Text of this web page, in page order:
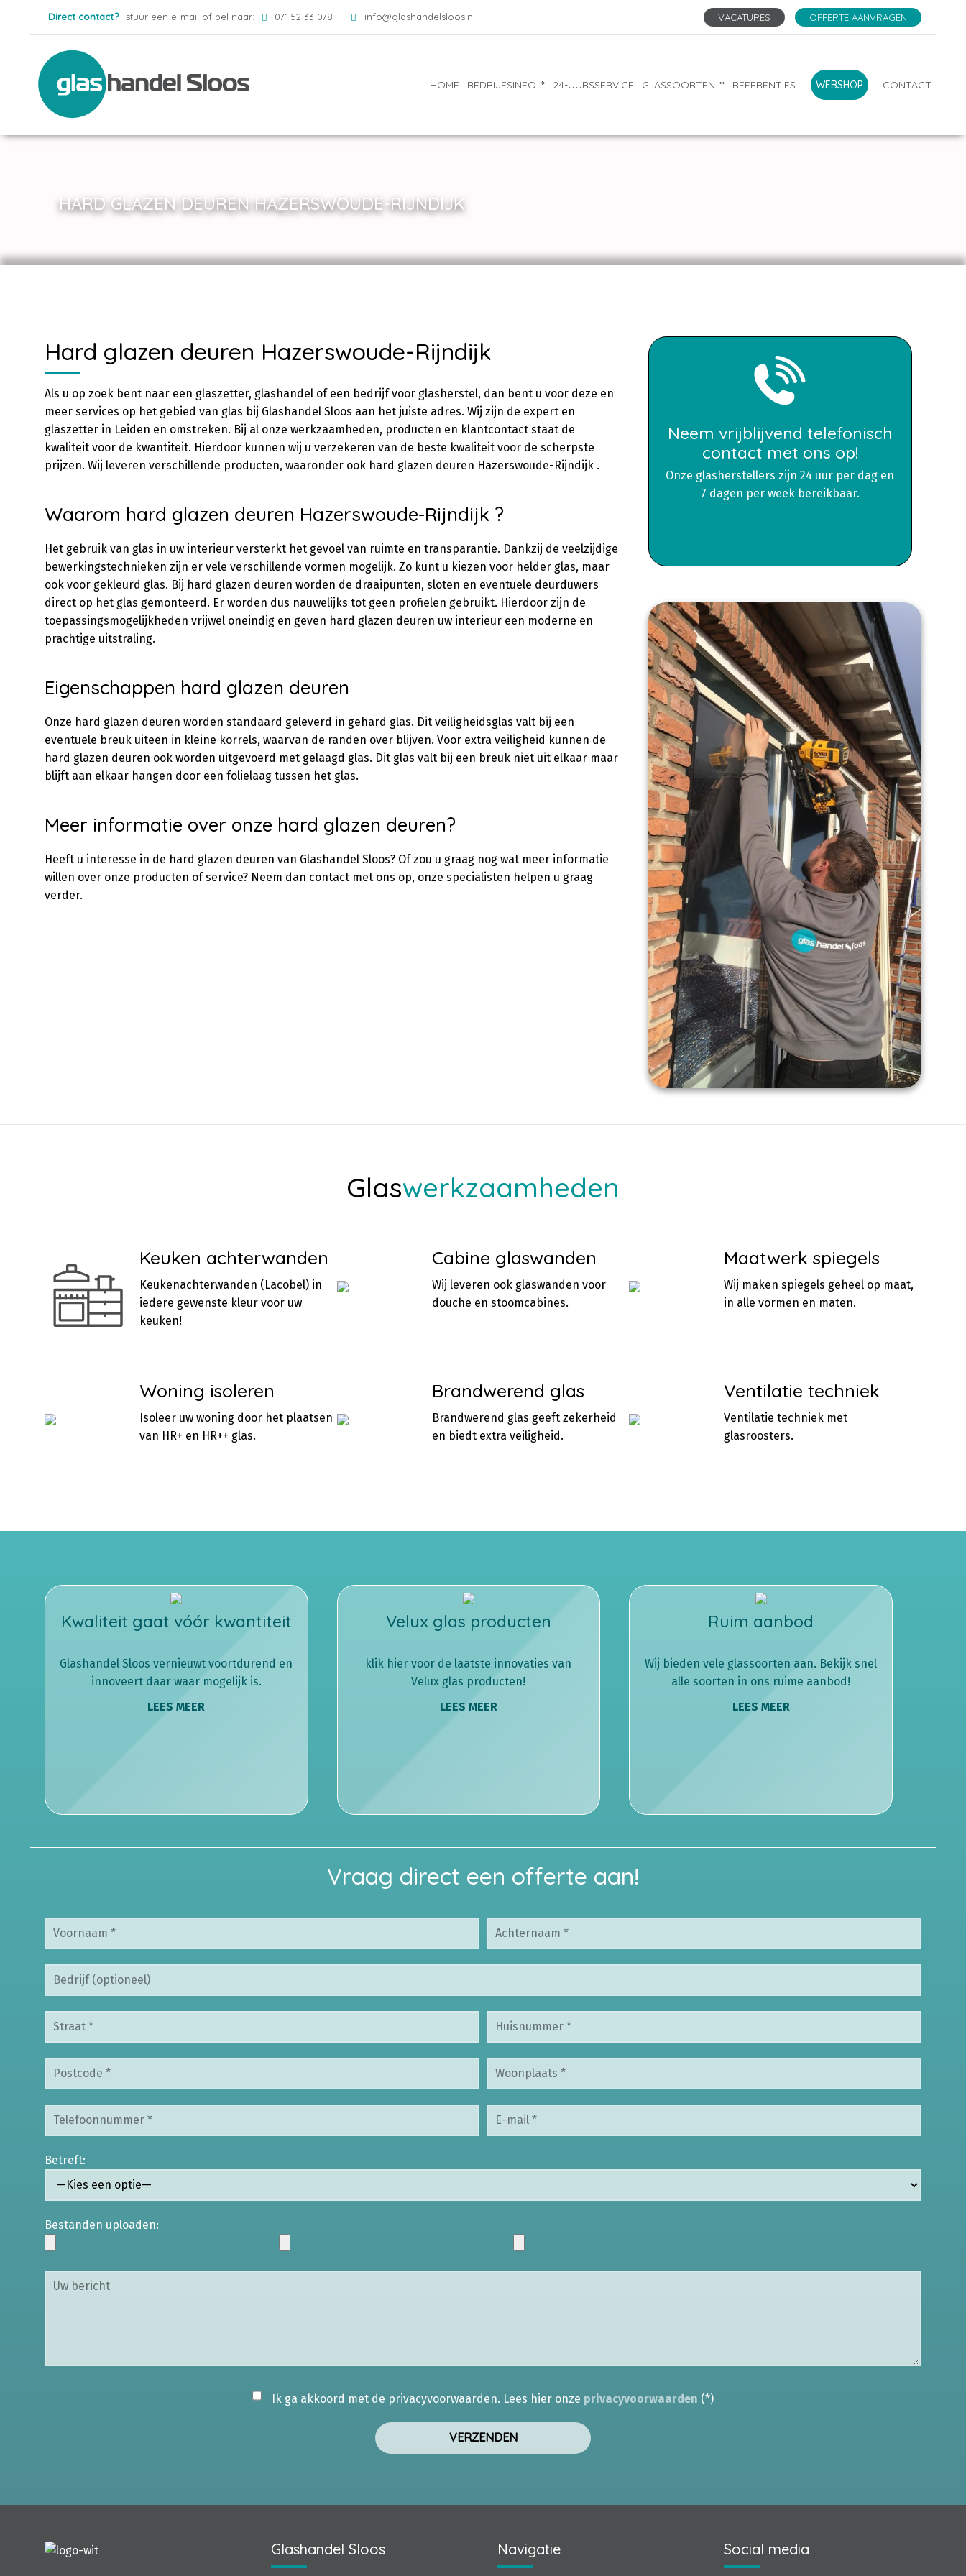
Direct contact? stuur een e-mail of bel naar: 071 52 33 078 info@glashandelsloos.nl VACATURES OFFERTE AANVRAGEN
HOME BEDRIJFSINFO 24-UURSSERVICE GLASSOORTEN REFERENTIES WEBSHOP CONTACT
HARD GLAZEN DEUREN HAZERSWOUDE-RIJNDIJK
Hard glazen deuren Hazerswoude-Rijndijk
Als u op zoek bent naar een glaszetter, glashandel of een bedrijf voor glasherstel, dan bent u voor deze en
meer services op het gebied van glas bij Glashandel Sloos aan het juiste adres. Wij zijn de expert en
glaszetter in Leiden en omstreken. Bij al onze werkzaamheden, producten en klantcontact staat de
kwaliteit voor de kwantiteit. Hierdoor kunnen wij u verzekeren van de beste kwaliteit voor de scherpste
prijzen. Wij leveren verschillende producten, waaronder ook hard glazen deuren Hazerswoude-Rijndijk .
Waarom hard glazen deuren Hazerswoude-Rijndijk ?
Het gebruik van glas in uw interieur versterkt het gevoel van ruimte en transparantie. Dankzij de veelzijdige
bewerkingstechnieken zijn er vele verschillende vormen mogelijk. Zo kunt u kiezen voor helder glas, maar
ook voor gekleurd glas. Bij hard glazen deuren worden de draaipunten, sloten en eventuele deurduwers
direct op het glas gemonteerd. Er worden dus nauwelijks tot geen profielen gebruikt. Hierdoor zijn de
toepassingsmogelijkheden vrijwel oneindig en geven hard glazen deuren uw interieur een moderne en
prachtige uitstraling.
Eigenschappen hard glazen deuren
Onze hard glazen deuren worden standaard geleverd in gehard glas. Dit veiligheidsglas valt bij een
eventuele breuk uiteen in kleine korrels, waarvan de randen over blijven. Voor extra veiligheid kunnen de
hard glazen deuren ook worden uitgevoerd met gelaagd glas. Dit glas valt bij een breuk niet uit elkaar maar
blijft aan elkaar hangen door een folielaag tussen het glas.
Meer informatie over onze hard glazen deuren?
Heeft u interesse in de hard glazen deuren van Glashandel Sloos? Of zou u graag nog wat meer informatie
willen over onze producten of service? Neem dan contact met ons op, onze specialisten helpen u graag
verder.
Neem vrijblijvend telefonisch
contact met ons op!
Onze glasherstellers zijn 24 uur per dag en
7 dagen per week bereikbaar.
Glaswerkzaamheden
Keuken achterwanden
Keukenachterwanden (Lacobel) in
iedere gewenste kleur voor uw
keuken!
Cabine glaswanden
Wij leveren ook glaswanden voor
douche en stoomcabines.
Maatwerk spiegels
Wij maken spiegels geheel op maat,
in alle vormen en maten.
Woning isoleren
Isoleer uw woning door het plaatsen
van HR+ en HR++ glas.
Brandwerend glas
Brandwerend glas geeft zekerheid
en biedt extra veiligheid.
Ventilatie techniek
Ventilatie techniek met
glasroosters.
Kwaliteit gaat vóór kwantiteit
Glashandel Sloos vernieuwt voortdurend en
innoveert daar waar mogelijk is.
LEES MEER
Velux glas producten
klik hier voor de laatste innovaties van
Velux glas producten!
LEES MEER
Ruim aanbod
Wij bieden vele glassoorten aan. Bekijk snel
alle soorten in ons ruime aanbod!
LEES MEER
Vraag direct een offerte aan!
Betreft:
Bestanden uploaden:
Ik ga akkoord met de privacyvoorwaarden. Lees hier onze privacyvoorwaarden (*)
Glashandel Sloos Navigatie Social media